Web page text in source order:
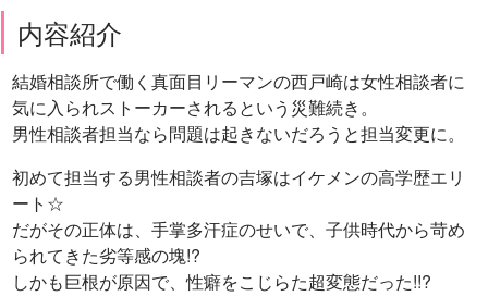
内容紹介
結婚相談所で働く真面目リーマンの西戸崎は女性相談者に
気に入られストーカーされるという災難続き。
男性相談者担当なら問題は起きないだろうと担当変更に。
初めて担当する男性相談者の吉塚はイケメンの高学歴エリ
ート☆
だがその正体は、手掌多汗症のせいで、子供時代から苛め
られてきた劣等感の塊!?
しかも巨根が原因で、性癖をこじらた超変態だった!!?